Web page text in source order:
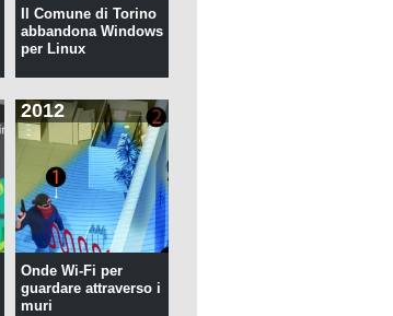
Il Comune di Torino
abbandona Windows
per Linux
2012
Onde Wi-Fi per
guardare attraverso i
muri